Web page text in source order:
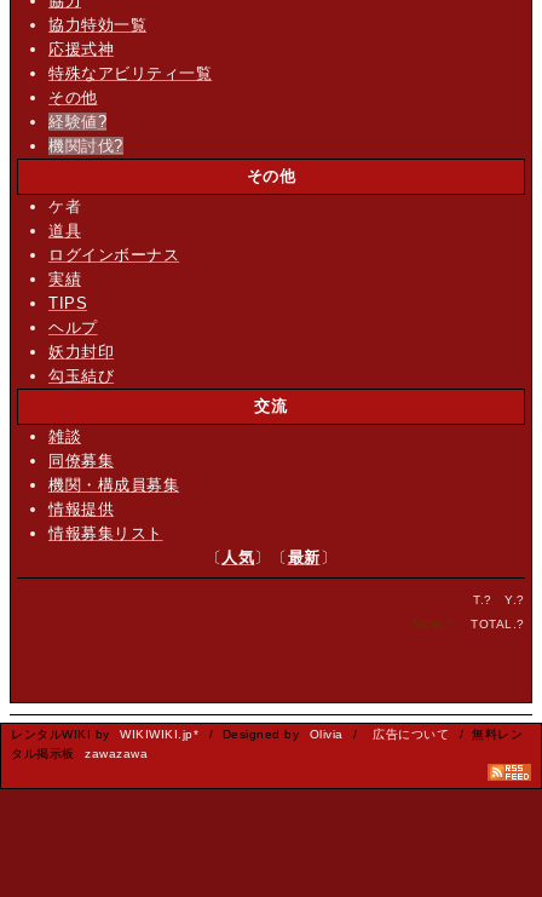
協力特効一覧
応援式神
特殊なアビリティ一覧
その他
経験値?
機関討伐?
その他
ケ者
道具
ログインボーナス
実績
TIPS
ヘルプ
妖力封印
勾玉結び
交流
雑談
同僚募集
機関・構成員募集
情報提供
情報募集リスト
〔 人気〕〔 最新 〕
T.? Y.?
NOW. ? TOTAL.?
レンタルWIKI by WIKIWIKI.jp* / Designed by Olivia / 広告について
/ 無料レン
タル掲示板
zawazawa